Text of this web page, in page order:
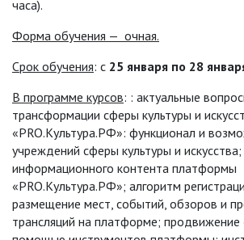
часа).
Форма обучения — очная.
Срок обучения: с 25 января по 28
В программе курсов: : актуальные
трансформации сферы культуры и
«PRO.Культура.РФ»: функционал и
учреждений сферы культуры и
информационного контента платформы
«PRO.Культура.РФ»; алгоритм
размещение мест, событий, обзоров и
трансляций на платформе; продвижение